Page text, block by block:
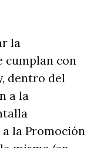
la
cumplan con
dentro del
a la
la Promoción